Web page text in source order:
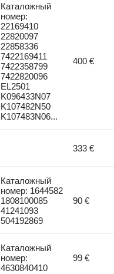
Каталожный
номер:
22169410
22820097
22858336
7422169411
7422358799
7422820096
EL2501
K096433N07
K107482N50
K107483N06...
400 €
333 €
Каталожный
номер: 1644582
1808100085
41241093
504192869
90 €
Каталожный
номер:
4630840410
99 €